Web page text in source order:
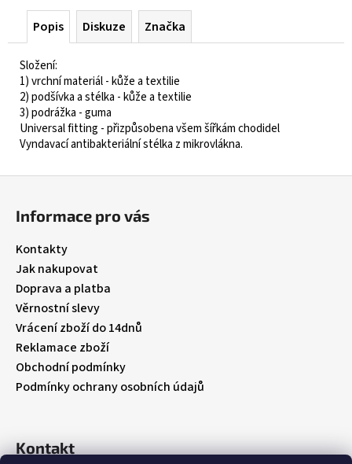
Popis Diskuze Značka
Složení:
1) vrchní materiál - kůže a textilie
2) podšívka a stélka - kůže a textilie
3) podrážka - guma
Universal fitting - přizpůsobena všem šířkám chodidel
Vyndavací antibakteriální stélka z mikrovlákna.
547
Původně:
821
Kč
Informace pro vás
Kontakty
Jak nakupovat
Doprava a platba
Věrnostní slevy
Vrácení zboží do 14dnů
Reklamace zboží
Obchodní podmínky
Podmínky ochrany osobních údajů
Kontakt